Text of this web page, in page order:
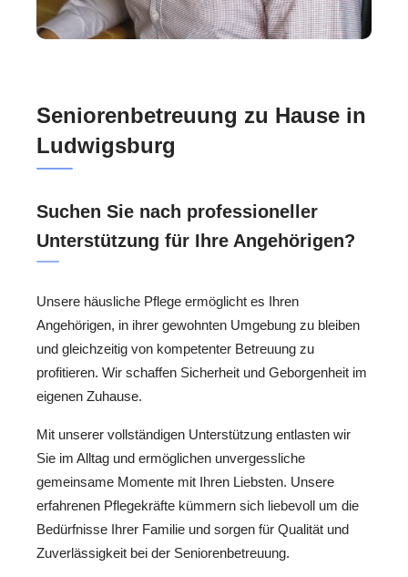
Seniorenbetreuung zu Hause in
Ludwigsburg
Suchen Sie nach professioneller
Unterstützung für Ihre Angehörigen?
Unsere häusliche Pflege ermöglicht es Ihren
Angehörigen, in ihrer gewohnten Umgebung zu bleiben
und gleichzeitig von kompetenter Betreuung zu
profitieren. Wir schaffen Sicherheit und Geborgenheit im
eigenen Zuhause.
Mit unserer vollständigen Unterstützung entlasten wir
Sie im Alltag und ermöglichen unvergessliche
gemeinsame Momente mit Ihren Liebsten. Unsere
erfahrenen Pflegekräfte kümmern sich liebevoll um die
Bedürfnisse Ihrer Familie und sorgen für Qualität und
Zuverlässigkeit bei der Seniorenbetreuung.